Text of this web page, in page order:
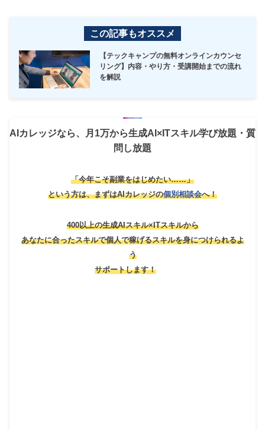
この記事もオススメ
【テックキャンプの無料オンラインカウンセ
リング】内容・やり方・受講開始までの流れ
を解説
AIカレッジなら、月1万から生成AI×ITスキル学び放題・質
問し放題
「今年こそ副業をはじめたい……」
という方は、まずはAIカレッジの個別相談会へ！
400以上の生成AIスキル×ITスキルから
あなたに合ったスキルで個人で稼げるスキルを身につけられるよ
う
サポートします！